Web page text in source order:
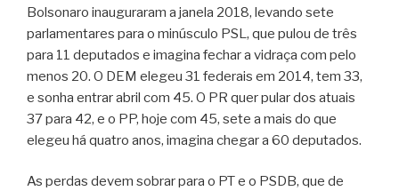
Bolsonaro inauguraram a janela 2018, levando sete
parlamentares para o minúsculo PSL, que pulou de três
para 11 deputados e imagina fechar a vidraça com pelo
menos 20. O DEM elegeu 31 federais em 2014, tem 33,
e sonha entrar abril com 45. O PR quer pular dos atuais
37 para 42, e o PP, hoje com 45, sete a mais do que
elegeu há quatro anos, imagina chegar a 60 deputados.
As perdas devem sobrar para o PT e o PSDB, que de